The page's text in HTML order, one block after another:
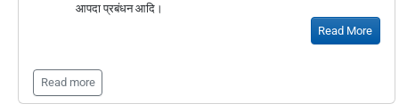
आपदा प्रबंधन आदि।
Read More
Read more